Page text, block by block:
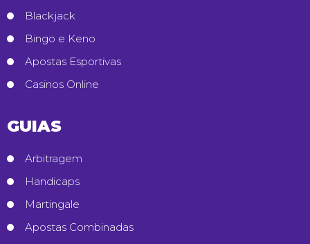
Blackjack
Bingo e Keno
Apostas Esportivas
Casinos Online
GUIAS
Arbitragem
Handicaps
Martingale
Apostas Combinadas